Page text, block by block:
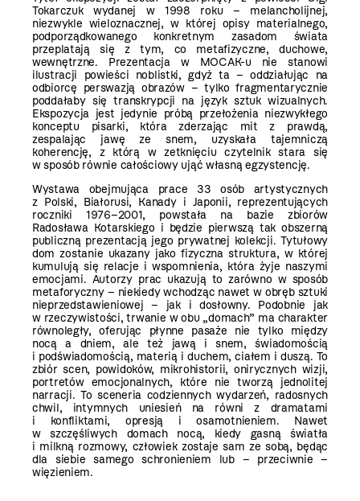
Tokarczuk wydanej w 1998 roku – melancholijnej,
niezwykle wieloznacznej, w której opisy materialnego,
podporządkowanego konkretnym zasadom świata
przeplatają się z tym, co metafizyczne, duchowe,
wewnętrzne. Prezentacja w MOCAK-u nie stanowi
ilustracji powieści noblistki, gdyż ta – oddziałując na
odbiorcę perswazją obrazów – tylko fragmentarycznie
poddałaby się transkrypcji na język sztuk wizualnych.
Ekspozycja jest jedynie próbą przełożenia niezwykłego
konceptu pisarki, która zderzając mit z prawdą,
zespalając jawę ze snem, uzyskała tajemniczą
koherencję, z którą w zetknięciu czytelnik stara się
w sposób równie całościowy ująć własną egzystencję.
Wystawa obejmująca prace 33 osób artystycznych
z Polski, Białorusi, Kanady i Japonii, reprezentujących
roczniki 1976–2001, powstała na bazie zbiorów
Radosława Kotarskiego i będzie pierwszą tak obszerną
publiczną prezentacją jego prywatnej kolekcji. Tytułowy
dom zostanie ukazany jako fizyczna struktura, w której
kumulują się relacje i wspomnienia, która żyje naszymi
emocjami. Autorzy prac ukazują to zarówno w sposób
metaforyczny – niekiedy wchodząc nawet w obręb sztuki
nieprzedstawieniowej – jak i dosłowny. Podobnie jak
w rzeczywistości, trwanie w obu „domach” ma charakter
równoległy, oferując płynne pasaże nie tylko między
nocą a dniem, ale też jawą i snem, świadomością
i podświadomością, materią i duchem, ciałem i duszą. To
zbiór scen, powidoków, mikrohistorii, onirycznych wizji,
portretów emocjonalnych, które nie tworzą jednolitej
narracji. To sceneria codziennych wydarzeń, radosnych
chwil, intymnych uniesień na równi z dramatami
i konfliktami, opresją i osamotnieniem. Nawet
w szczęśliwych domach nocą, kiedy gasną światła
i milkną rozmowy, człowiek zostaje sam ze sobą, będąc
dla siebie samego schronieniem lub – przeciwnie –
więzieniem.